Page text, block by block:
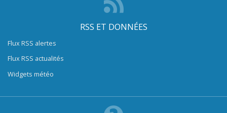
RSS ET DONNÉES
Flux RSS alertes
Flux RSS actualités
Widgets météo